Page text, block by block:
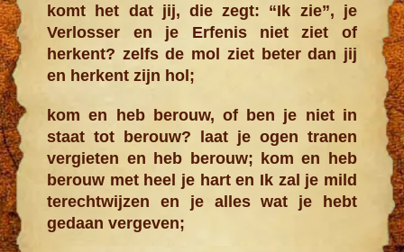
komt het dat jij, die zegt: “Ik zie”, je
Verlosser en je Erfenis niet ziet of
herkent? zelfs de mol ziet beter dan jij
en herkent zijn hol;
kom en heb berouw, of ben je niet in
staat tot berouw? laat je ogen tranen
vergieten en heb berouw; kom en heb
berouw met heel je hart en Ik zal je mild
terechtwijzen en je alles wat je hebt
gedaan vergeven;